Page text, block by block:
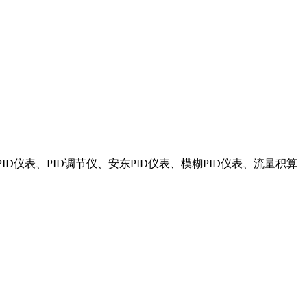
仪表、PID调节仪、安东PID仪表、模糊PID仪表、流量积算